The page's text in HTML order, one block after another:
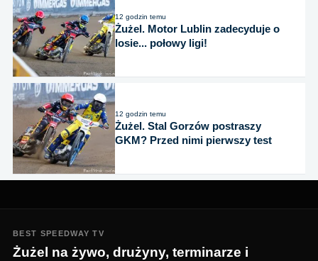
12 godzin temu
Żużel. Motor Lublin zadecyduje o
losie... połowy ligi!
12 godzin temu
Żużel. Stal Gorzów postraszy
GKM? Przed nimi pierwszy test
BEST SPEEDWAY TV
Żużel na żywo, drużyny, terminarze i